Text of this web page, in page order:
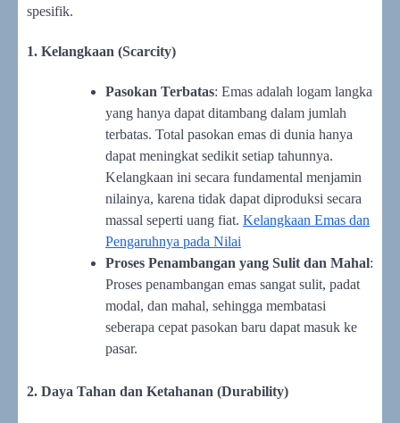
spesifik.
1. Kelangkaan (Scarcity)
Pasokan Terbatas: Emas adalah logam langka
yang hanya dapat ditambang dalam jumlah
terbatas. Total pasokan emas di dunia hanya
dapat meningkat sedikit setiap tahunnya.
Kelangkaan ini secara fundamental menjamin
nilainya, karena tidak dapat diproduksi secara
massal seperti uang fiat. Kelangkaan Emas dan
Pengaruhnya pada Nilai
Proses Penambangan yang Sulit dan Mahal:
Proses penambangan emas sangat sulit, padat
modal, dan mahal, sehingga membatasi
seberapa cepat pasokan baru dapat masuk ke
pasar.
2. Daya Tahan dan Ketahanan (Durability)